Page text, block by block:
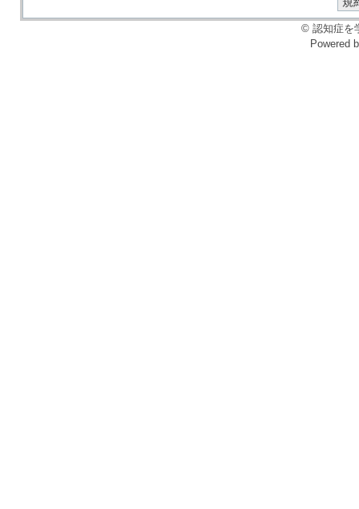
© 認知症を
Powered